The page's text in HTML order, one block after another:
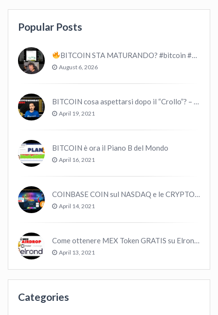
Popular Posts
BITCOIN STA MATURANDO? #bitcoin #crypto #trading
August 6, 2026
April 19, 2021
BITCOIN è ora il Piano B del Mondo
April 16, 2021
April 14, 2021
April 13, 2021
Categories